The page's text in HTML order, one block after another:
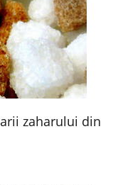
zaharului din